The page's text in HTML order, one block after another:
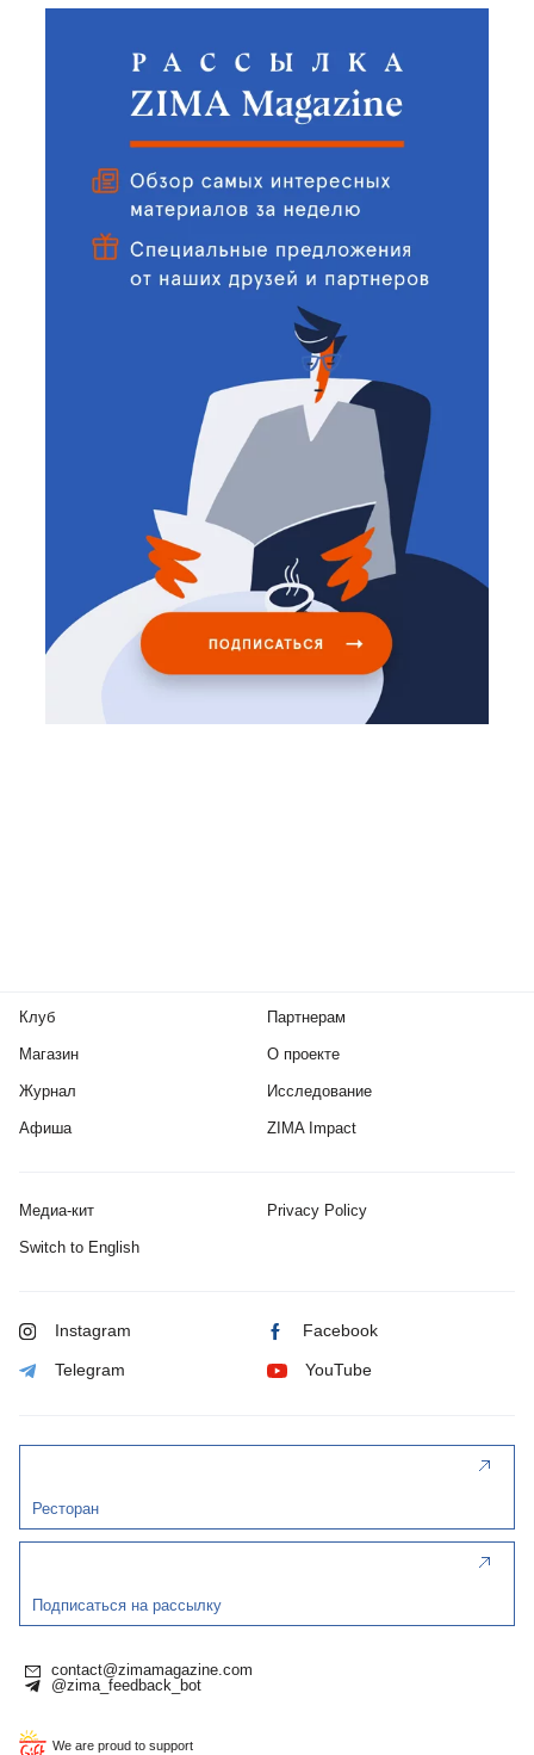
Клуб
Магазин
Журнал
Афиша
Партнерам
О проекте
Исследование
ZIMA Impact
Медиа-кит Privacy Policy
Switch to English
Instagram Facebook
Telegram YouTube
Ресторан
Подписаться на рассылку
contact@zimamagazine.com
@zima_feedback_bot
We are proud to support